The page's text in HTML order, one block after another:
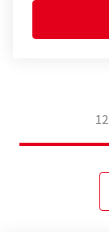
12